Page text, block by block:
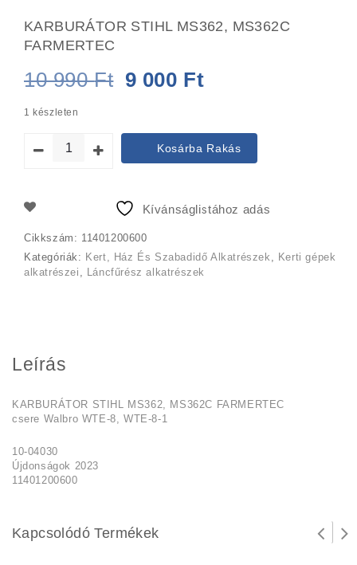
KARBURÁTOR STIHL MS362, MS362C
FARMERTEC
10 990Ft Original
was:
10
990 Ft.
9 000 Ft
is:
9
1 készleten
Kosárba Rakás
Kívánságlistához adás
Cikkszám: 11401200600
Kategóriák: Kert, Ház És Szabadidő Alkatrészek , Kerti gépek
alkatrészei , Láncfűrész alkatrészek
Leírás
KARBURÁTOR STIHL MS362, MS362C FARMERTEC
csere Walbro WTE-8, WTE-8-1
10-04030
Újdonságok 2023
11401200600
Kapcsolódó Termékek